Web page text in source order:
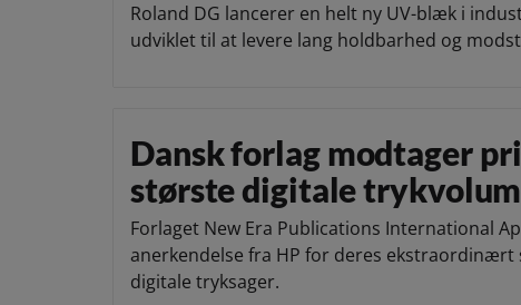
Roland DG lancerer en helt ny UV-blæk i
udviklet til at levere lang holdbarhed og
Dansk forlag modtager
største digitale
Forlaget New Era Publications International
anerkendelse fra HP for deres
digitale tryksager.